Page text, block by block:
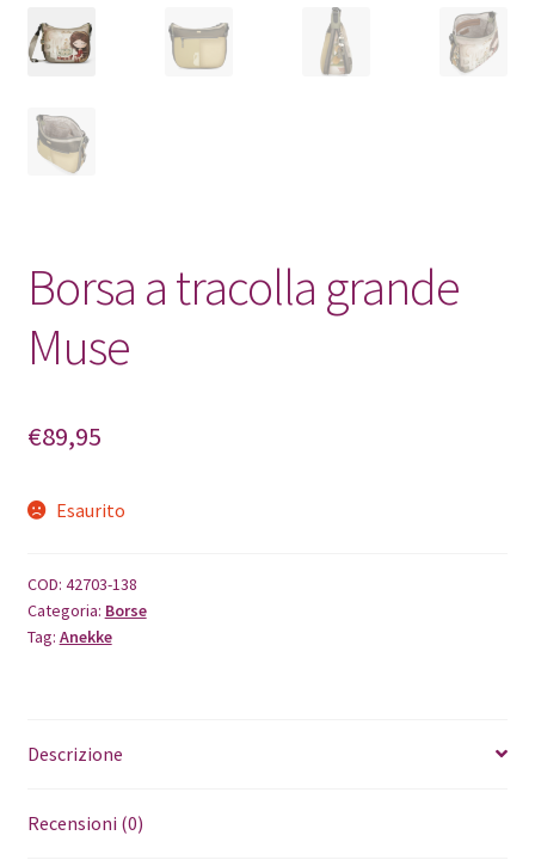
Borsa a tracolla grande
Muse
€89,95
Esaurito
COD: 42703-138
Categoria: Borse
Tag: Anekke
Descrizione
Recensioni (0)